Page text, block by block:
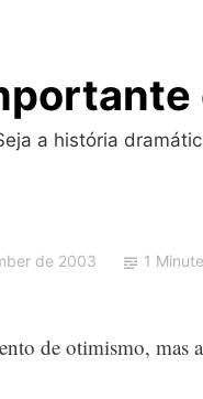
a história
de 2003 1 Minute
de otimismo, mas